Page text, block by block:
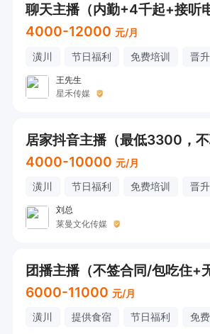
聊天主播（内勤+4千起+接听
4000-12000 元/月
潢川 节日福利 免费培训 晋
王先生
星禾传媒
4000-10000 元/月
潢川 节日福利 免费培训 晋
刘总
莱曼文化传媒
6000-11000 元/月
潢川 提供食宿 节日福利 免